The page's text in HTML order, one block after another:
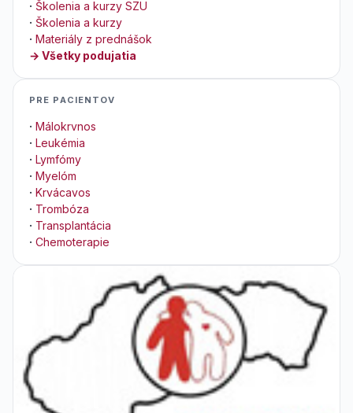
· Školenia a kurzy SZU
· Školenia a kurzy
· Materiály z prednášok
→ Všetky podujatia
PRE PACIENTOV
· Málokrvnos
· Leukémia
· Lymfómy
· Myelóm
· Krvácavos
· Trombóza
· Transplantácia
· Chemoterapie